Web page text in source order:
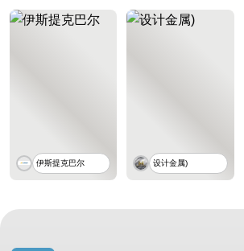
伊斯提克巴尔 设计金属)